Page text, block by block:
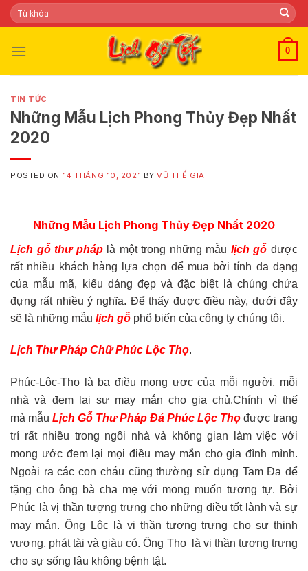
Skip
to
Tìm
kiếm:
0
TIN TỨC
Những Mẫu Lịch Phong Thủy Đẹp Nhất
2020
POSTED ON 14 THÁNG 10, 2021 BYVŨ THẾ GIA
Những Mẫu Lịch Phong Thủy Đẹp Nhất 2020
Lịch gỗ thư pháplà một trong những mẫu lịch gỗ được
rất nhiều khách hàng lựa chọn để mua bởi tính đa dạng
của mẫu mã, kiểu dáng đẹp và đặc biệt là chúng chứa
đựng rất nhiều ý nghĩa. Để thấy được điều này, dưới đây
sẽ là những mẫu lịch gỗ phổ biến của công ty chúng tôi.
Lịch Thư Pháp Chữ Phúc Lộc Thọ.
Phúc-Lộc-Tho là ba điều mong ược của mỗi người, mỗi
nhà và đem lại sự may mắn cho gia chủ.Chính vì thế
mà mẫu Lịch Gỗ Thư Pháp Đá Phúc Lộc Thọ được trang
trí rất nhiều trong ngôi nhà và không gian làm việc với
mong ước đem lại mọi điều may mắn cho gia đình mình.
Ngoài ra các con cháu cũng thường sử dụng Tam Đa để
tặng cho ông bà cha mẹ với mong muốn tương tự. Bởi
Phúc là vị thần tượng trưng cho những điều tốt lành và sự
may mắn. Ông Lộc là vị thần tượng trưng cho sự thịnh
vượng, phát tài và giàu có. Ông Thọ là vị thần tượng trưng
cho sự sống lâu không bệnh tật.